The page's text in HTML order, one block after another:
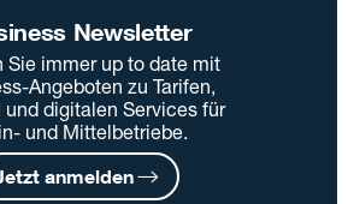
Newsletter
Sie immer up to date mit
Angeboten zu Tarifen,
und digitalen Services für
und Mittelbetriebe.
anmelden